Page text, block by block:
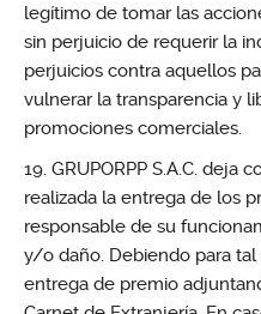
legítimo de tomar las
sin perjuicio de requerir la
perjuicios contra aquellos
vulnerar la transparencia y
promociones comerciales.
GRUPORPP S.A.C. deja
realizada la entrega de los
responsable de su
y/o daño. Debiendo para
entrega de premio